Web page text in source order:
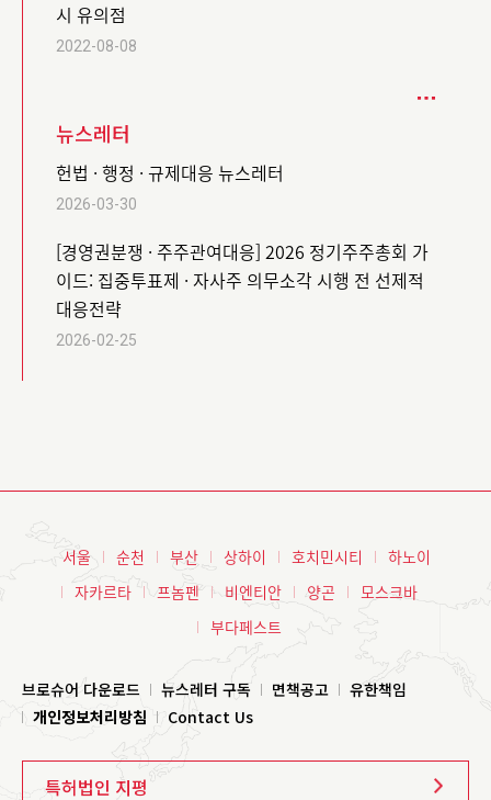
시 유의점
2022-08-08
뉴스레터
헌법 · 행정 · 규제대응 뉴스레터
2026-03-30
[경영권분쟁 · 주주관여대응] 2026 정기주주총회 가
이드: 집중투표제 · 자사주 의무소각 시행 전 선제적
대응전략
2026-02-25
서울 순천 부산 상하이 호치민시티
하노이
자카르타
프놈펜 비엔티안 양곤
모스크바
부다페스트
브로슈어 다운로드 뉴스레터 구독 면책공고
유한책임
개인정보처리방침
Contact Us
특허법인 지평